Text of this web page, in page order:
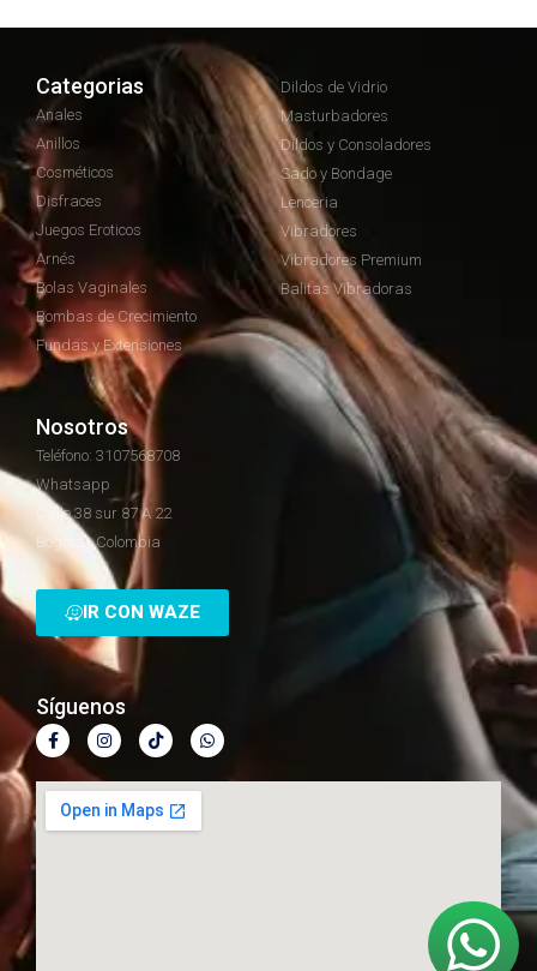
Categorias
Anales
Anillos
Cosméticos
Disfraces
Juegos Eroticos
Arnés
Bolas Vaginales
Bombas de Crecimiento
Fundas y Extensiones
Dildos de Vidrio
Masturbadores
Dildos y Consoladores
Sado y Bondage
Lenceria
Vibradores
Vibradores Premium
Balitas Vibradoras
Nosotros
Teléfono: 3107568708
Whatsapp
Calle 38 sur 87 A 22
Bogotá - Colombia
IR CON WAZE
Síguenos